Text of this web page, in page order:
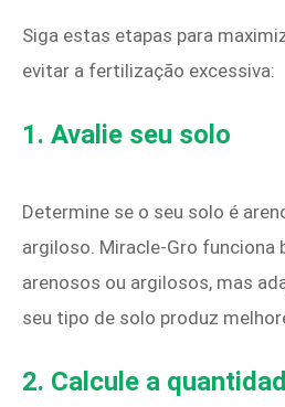
Siga estas etapas para
evitar a fertilização excessiva:
1. Avalie seu solo
Determine se o seu solo é
argiloso. Miracle‑Gro funciona
arenosos ou argilosos, mas
seu tipo de solo produz
2. Calcule a